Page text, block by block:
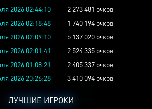
2026 02:44:10
2 273 481 очков
2026 02:18:48
1 740 194 очков
2026 02:09:10
5 137 020 очков
2026 02:01:41
2 524 335 очков
2026 01:08:21
2 405 337 очков
2026 20:26:28 3 410 094 очков
ЛУЧШИЕ ИГРОКИ